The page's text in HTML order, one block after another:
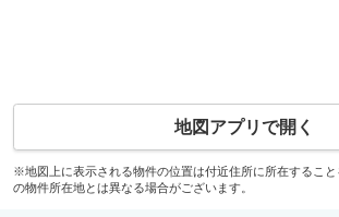
地図アプリで開く
※地図上に表示される物件の位置は付近住所に所在するこ
の物件所在地とは異なる場合がございます。